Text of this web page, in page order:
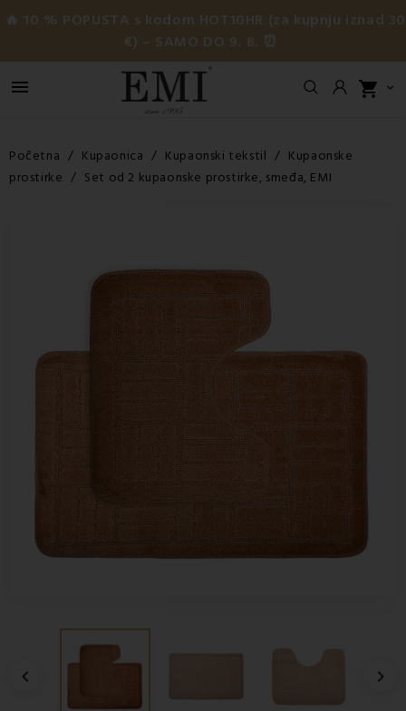
🔥 10 % POPUSTA s kodom HOT10HR (za kupnju iznad 30
€) – SAMO DO 9. 8. ⏰
 shopping_cart 
Početna Kupaonica Kupaonski tekstil
Kupaonske
prostirke
Set od 2 kupaonske prostirke, smeđa, EMI
 